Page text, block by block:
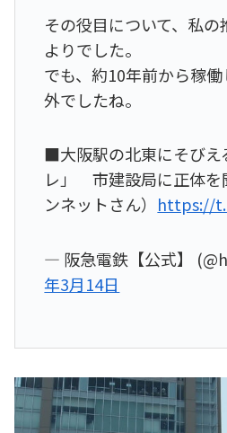
その役目について、私
よりでした。
でも、約10年前から稼
外でしたね。
■大阪駅の北東にそびえ
レ」 市建設局に正体
ンネットさん） https://
— 阪急電鉄【公式】
年3月14日